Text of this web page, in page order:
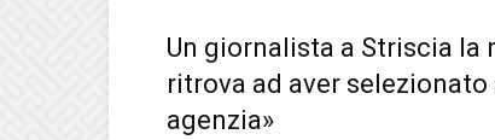
Un giornalista a Striscia la
ritrova ad aver
agenzia»